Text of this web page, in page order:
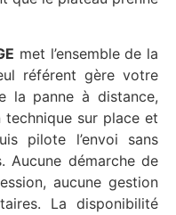
met l’ensemble de la
référent gère votre
la panne à distance,
sur place et
pilote l’envoi sans
Aucune démarche de
aucune gestion
La disponibilité